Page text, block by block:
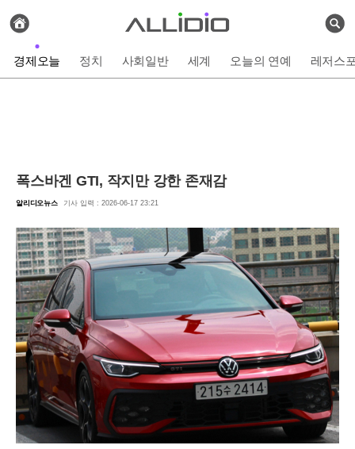
검
전
체
사
보
기
경제오늘 정치 사회일반 세계 오늘의 연예 레저스
폭스바겐 GTI, 작지만 강한 존재감
알리디오뉴스 기사 입력 : 2026-06-17 23:21